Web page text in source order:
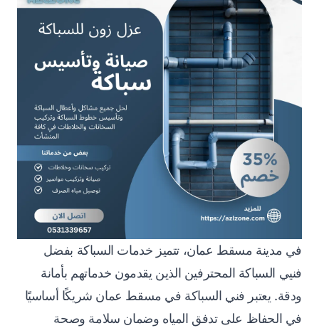
في مدينة مسقط عمان، تتميز خدمات السباكة بفضل
فنيي السباكة المحترفين الذين يقدمون خدماتهم بأمانة
ودقة. يعتبر فني السباكة في مسقط عمان شريكًا أساسيًا
في الحفاظ على تدفق المياه وضمان سلامة وصحة